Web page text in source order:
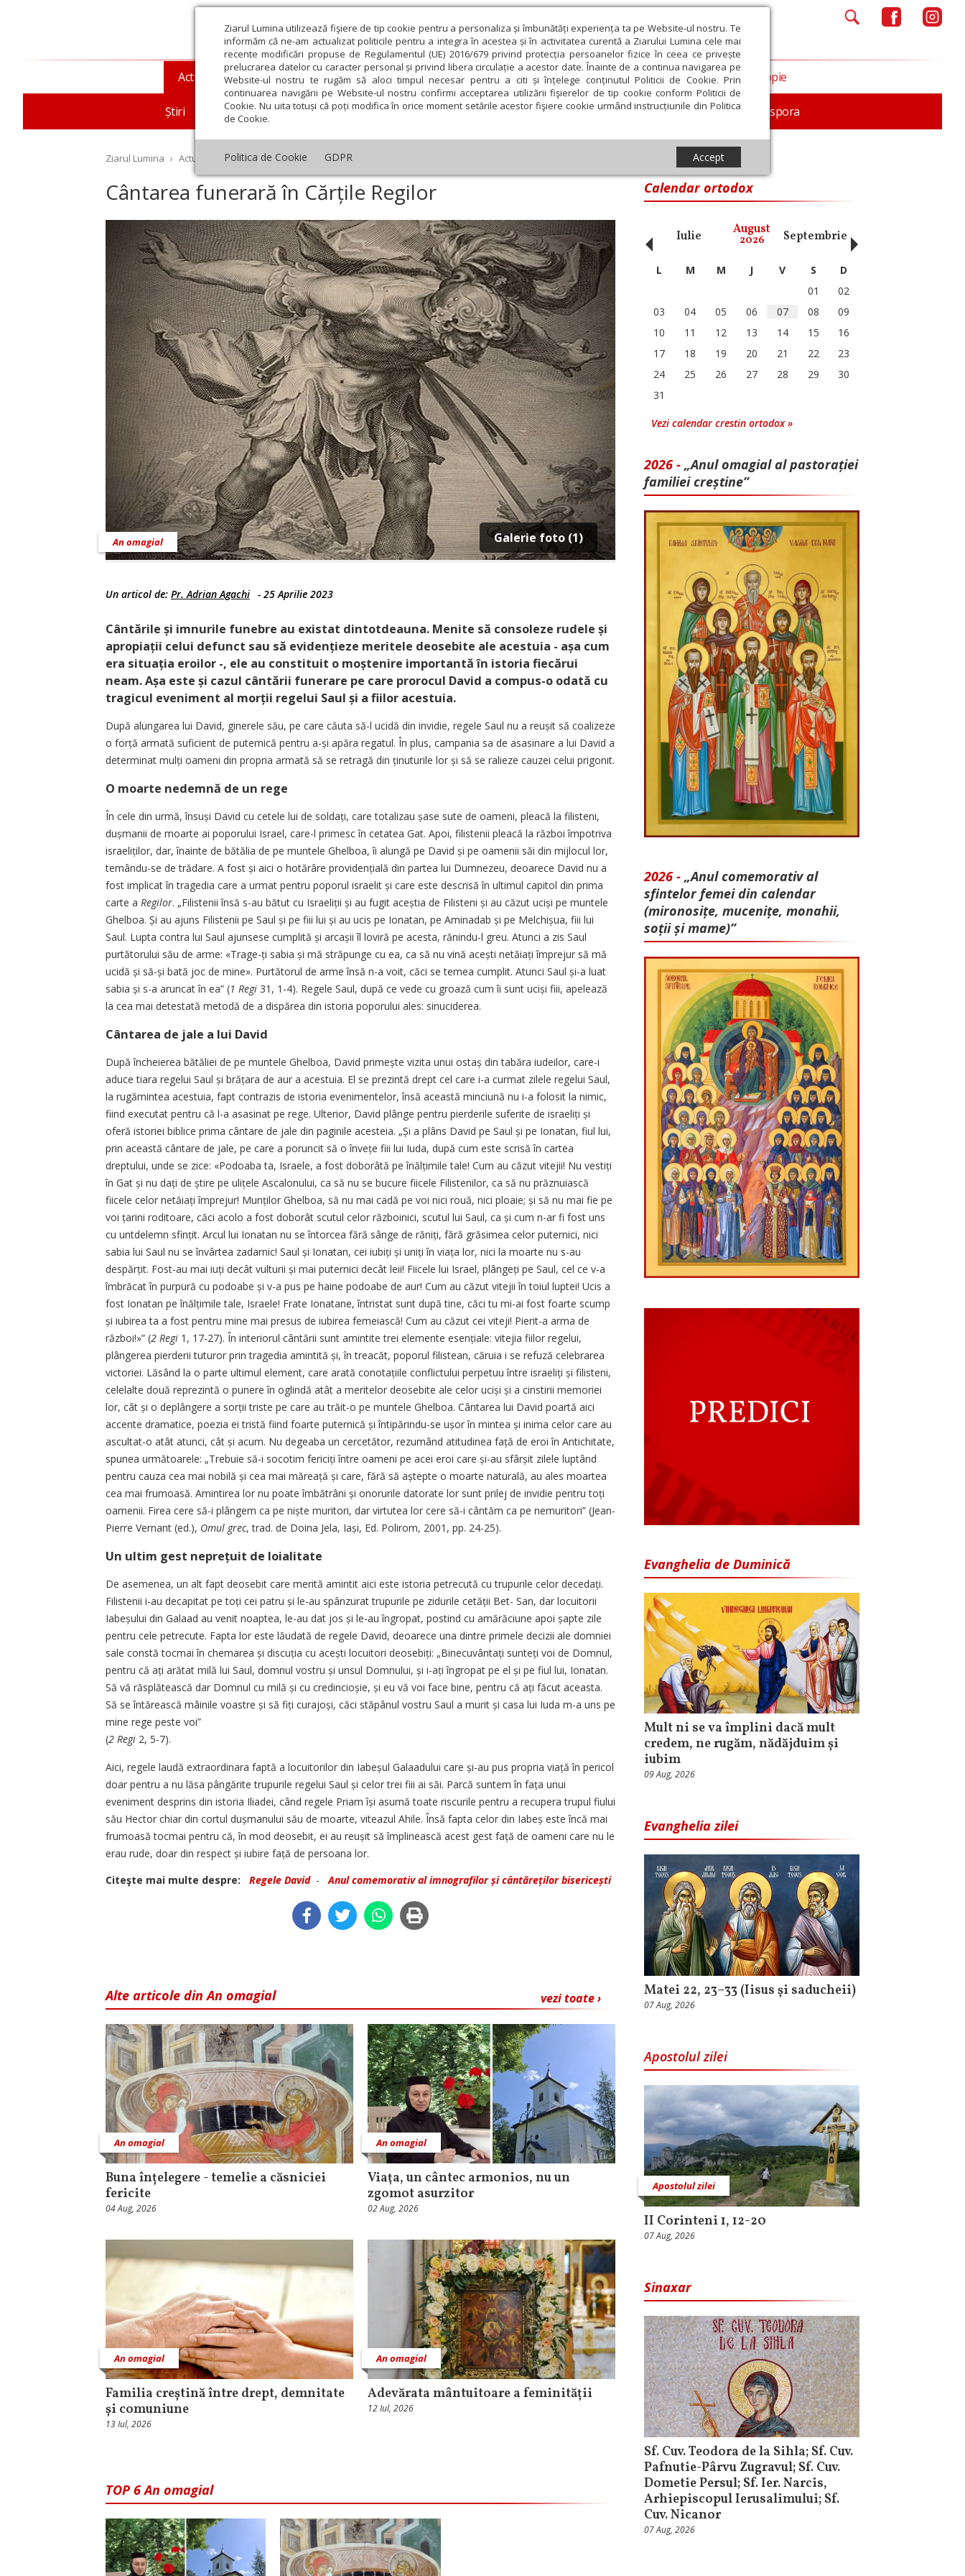
Ziarul Lumina utilizează fişiere de tip cookie pentru a personaliza și îmbunătăți experiența ta pe Website-ul nostru. Te
informăm că ne-am actualizat politicile pentru a integra în acestea și în activitatea curentă a Ziarului Lumina cele mai
recente modificări propuse de Regulamentul (UE) 2016/679 privind protecția persoanelor fizice în ceea ce privește
prelucrarea datelor cu caracter personal și privind libera circulație a acestor date. Înainte de a continua navigarea pe
Website-ul nostru te rugăm să aloci timpul necesar pentru a citi și înțelege conținutul Politicii de Cookie. Prin
continuarea navigării pe Website-ul nostru confirmi acceptarea utilizării fişierelor de tip cookie conform Politicii de
Cookie. Nu uita totuși că poți modifica în orice moment setările acestor fişiere cookie urmând instrucțiunile din Politica
de Cookie.
Politica de Cookie GDPR Accept
Actualitate religioasă
Știri Mesaje și cuvântări An omagial Comunicate de presă Documentar In memoriam Diaspora
Teologie și spiritualitate Educaţie și Cultură Societate Opinii Filantropie
Ziarul Lumina › Actualitate religioasă › An omagial › Cântarea funerară în Cărțile Regilor
Cântarea funerară în Cărțile Regilor
Galerie foto (1)
An omagial
Un articol de: Pr. Adrian Agachi - 25 Aprilie 2023
Cântările și imnurile funebre au existat dintotdeauna. Menite să consoleze rudele și
apropiații celui defunct sau să evidențieze meritele deosebite ale acestuia - așa cum
era situația eroilor -, ele au constituit o moștenire importantă în istoria fiecărui
neam. Așa este și cazul cântării funerare pe care prorocul David a compus-o odată cu
tragicul eveniment al morții regelui Saul și a fiilor acestuia.
După alungarea lui David, ginerele său, pe care căuta să-l ucidă din invidie, regele Saul nu a reușit să coalizeze
o forță armată suficient de puternică pentru a-și apăra regatul. În plus, campania sa de asasinare a lui David a
determinat mulți oameni din propria armată să se retragă din ținuturile lor și să se ralieze cauzei celui prigonit.
O moarte nedemnă de un rege
În cele din urmă, însuși David cu cetele lui de soldați, care totalizau șase sute de oameni, pleacă la filisteni,
dușmanii de moarte ai poporului Israel, care-l primesc în cetatea Gat. Apoi, filistenii pleacă la război împotriva
israeliților, dar, înainte de bătălia de pe muntele Ghelboa, îi alungă pe David și pe oamenii săi din mijlocul lor,
temându-se de trădare. A fost și aici o hotărâre providențială din partea lui Dumnezeu, deoarece David nu a
fost implicat în tragedia care a urmat pentru poporul israelit și care este descrisă în ultimul capitol din prima
carte a Regilor. „Filistenii însă s-au bătut cu Israeliții și au fugit aceștia de Filisteni și au căzut uciși pe muntele
Ghelboa. Și au ajuns Filistenii pe Saul și pe fiii lui și au ucis pe Ionatan, pe Aminadab și pe Melchișua, fiii lui
Saul. Lupta contra lui Saul ajunsese cumplită și arcașii îl loviră pe acesta, rănindu-l greu. Atunci a zis Saul
purtătorului său de arme: «Trage-ți sabia și mă străpunge cu ea, ca să nu vină acești netăiați împrejur să mă
ucidă și să-și bată joc de mine». Purtătorul de arme însă n-a voit, căci se temea cumplit. Atunci Saul și-a luat
sabia și s-a aruncat în ea” (1 Regi 31, 1-4). Regele Saul, după ce vede cu groază cum îi sunt uciși fiii, apelează
la cea mai detestată metodă de a dispărea din istoria poporului ales: sinuciderea.
Cântarea de jale a lui David
După încheierea bătăliei de pe muntele Ghelboa, David primește vizita unui ostaș din tabăra iudeilor, care-i
aduce tiara regelui Saul și brățara de aur a acestuia. El se prezintă drept cel care i-a curmat zilele regelui Saul,
la rugămintea acestuia, fapt contrazis de istoria evenimentelor, însă această minciună nu i-a folosit la nimic,
fiind executat pentru că l-a asasinat pe rege. Ulterior, David plânge pentru pierderile suferite de israeliți și
oferă istoriei biblice prima cântare de jale din paginile acesteia. „Și a plâns David pe Saul și pe Ionatan, fiul lui,
prin această cântare de jale, pe care a poruncit să o învețe fiii lui Iuda, după cum este scrisă în cartea
dreptului, unde se zice: «Podoaba ta, Israele, a fost doborâtă pe înălțimile tale! Cum au căzut vitejii! Nu vestiți
în Gat și nu dați de știre pe ulițele Ascalonului, ca să nu se bucure fiicele Filistenilor, ca să nu prăznuiască
fiicele celor netăiați împrejur! Munților Ghelboa, să nu mai cadă pe voi nici rouă, nici ploaie; și să nu mai fie pe
voi țarini roditoare, căci acolo a fost doborât scutul celor războinici, scutul lui Saul, ca și cum n-ar fi fost uns
cu untdelemn sfințit. Arcul lui Ionatan nu se întorcea fără sânge de răniți, fără grăsimea celor puternici, nici
sabia lui Saul nu se învârtea zadarnic! Saul și Ionatan, cei iubiți și uniți în viața lor, nici la moarte nu s-au
despărțit. Fost-au mai iuți decât vulturii și mai puternici decât leii! Fiicele lui Israel, plângeți pe Saul, cel ce v-a
îmbrăcat în purpură cu podoabe și v-a pus pe haine podoabe de aur! Cum au căzut vitejii în toiul luptei! Ucis a
fost Ionatan pe înălțimile tale, Israele! Frate Ionatane, întristat sunt după tine, căci tu mi-ai fost foarte scump
și iubirea ta a fost pentru mine mai presus de iubirea femeiască! Cum au căzut cei viteji! Pierit-a arma de
război!»” (2 Regi 1, 17-27). În interiorul cântării sunt amintite trei elemente esen­țiale: vitejia fiilor regelui,
plângerea pierderii tuturor prin tragedia amintită și, în treacăt, poporul filistean, căruia i se refuză celebrarea
victoriei. Lăsând la o parte ultimul element, care arată cono­tațiile conflictului perpetuu între israeliți și filisteni,
celelalte două reprezintă o punere în oglindă atât a meritelor deosebite ale celor uciși și a cinstirii memoriei
lor, cât și o deplângere a sorții triste pe care au trăit-o pe muntele Ghelboa. Cântarea lui David poartă aici
accente dramatice, poezia ei tristă fiind foarte puternică și întipărindu-se ușor în mintea și inima celor care au
ascultat-o atât atunci, cât și acum. Nu degeaba un cercetător, rezumând atitudinea față de eroi în Antichitate,
spunea următoarele: „Trebuie să-i socotim fericiți între oameni pe acei eroi care și-au sfârșit zilele luptând
pentru cauza cea mai nobilă și cea mai măreață și care, fără să aștepte o moarte naturală, au ales moartea
cea mai frumoasă. Amintirea lor nu poate îmbătrâni și onorurile datorate lor sunt prilej de invidie pentru toți
oamenii. Firea cere să-i plângem ca pe niște muritori, dar virtutea lor cere să-i cântăm ca pe nemuritori” (Jean-
Pierre Vernant (ed.), Omul grec, trad. de Doina Jela, Iași, Ed. Polirom, 2001, pp. 24-25).
Un ultim gest neprețuit de loialitate
De asemenea, un alt fapt deosebit care merită amintit aici este istoria petrecută cu trupurile celor decedați.
Filistenii i-au decapitat pe toți cei patru și le-au spânzurat trupurile pe zidurile cetății Bet- San, dar locuitorii
Iabeșului din Galaad au venit noaptea, le-au dat jos și le-au îngropat, postind cu amărăciune apoi șapte zile
pentru cele petrecute. Fapta lor este lăudată de regele David, deoarece una dintre primele decizii ale domniei
sale constă tocmai în chemarea și discuția cu acești locuitori deo­sebiți: „Binecuvântați sunteți voi de Domnul,
pentru că ați arătat milă lui Saul, domnul vostru și unsul Domnului, și i-ați îngropat pe el și pe fiul lui, Ionatan.
Să vă răsplătească dar Domnul cu milă și cu credincioșie, și eu vă voi face bine, pentru că ați făcut aceasta.
Să se întărească mâinile voastre și să fiți curajoși, căci stăpânul vostru Saul a murit și casa lui Iuda m-a uns pe
mine rege peste voi”
(2 Regi 2, 5-7).
Aici, regele laudă extraordinara faptă a locuitorilor din Iabeșul Galaadului care și-au pus propria viață în pericol
doar pentru a nu lăsa pângărite trupurile regelui Saul și celor trei fiii ai săi. Parcă suntem în fața unui
eveniment desprins din istoria Iliadei, când regele Priam își asumă toate riscurile pentru a recupera trupul fiului
său Hector chiar din cortul dușmanului său de moarte, viteazul Ahile. Însă fapta celor din Iabeș este încă mai
frumoasă tocmai pentru că, în mod deosebit, ei au reușit să împlinească acest gest față de oameni care nu le
erau rude, doar din respect și iubire față de persoana lor.
Citeşte mai multe despre:
Regele David-Anul comemorativ al imnografilor și cântăreților bisericești
vezi toate ›
Alte articole din An omagial
An omagial
Buna înțelegere - temelie a căsniciei
fericite
04 Aug, 2026
An omagial
Viaţa, un cântec armonios, nu un
zgomot asurzitor
02 Aug, 2026
An omagial
Familia creștină între drept, demnitate
și comuniune
13 Iul, 2026
An omagial
Adevărata mântuitoare a feminității
12 Iul, 2026
TOP 6 An omagial
Calendar ortodox
Octombrie Noiembrie Decembrie Ianuarie Februarie Martie Aprilie Mai Iunie Iulie August
2026 Septembrie Octombrie
‹ L M M J V S
D
01
02
03
04 05 06 07 08
09
10
11 12 13 14 15
16
17
18 19 20 21 22
23
24
25 26 27 28 29
30
31
Vezi calendar crestin ortodox »
2026 - „Anul omagial al pastorației
familiei creștine”
2026 - „Anul comemorativ al
sfintelor femei din calendar
(mironosițe, mu­cenițe, monahii,
soții și mame)”
Evanghelia de Duminică
Mult ni se va împlini dacă mult
credem, ne rugăm, nădăjduim și
iubim
09 Aug, 2026
Evanghelia zilei
Matei 22, 23–33 (Iisus și saducheii)
07 Aug, 2026
Apostolul zilei
Apostolul zilei
II Corinteni 1, 12-20
07 Aug, 2026
Sinaxar
Sf. Cuv. Teodora de la Sihla; Sf. Cuv.
Pafnutie-Pârvu Zugravul; Sf. Cuv.
Dometie Persul; Sf. Ier. Narcis,
Arhiepiscopul Ierusalimului; Sf.
Cuv. Nicanor
07 Aug, 2026